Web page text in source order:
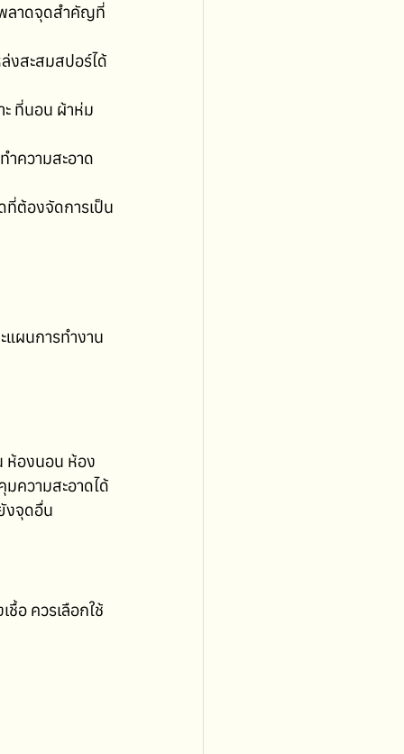
พลาดจุดสำคัญที่
งสะสมสปอร์ได้
ะ ที่นอน ผ้าห่ม
ำความสะอาด
ที่ต้องจัดการเป็น
ผนการทำงาน
ห้องนอน ห้อง
ความสะอาดได้
งจุดอื่น
อ ควรเลือกใช้